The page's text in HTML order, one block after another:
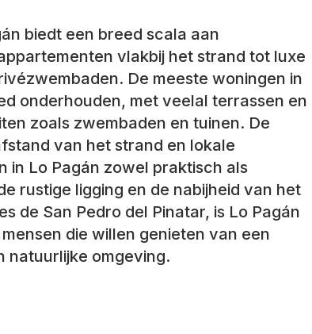
biedt een breed scala aan
vlakbij het strand tot luxe
De meeste woningen in
onderhouden, met veelal terrassen en
zoals zwembaden en tuinen. De
van het strand en lokale
in Lo Pagán zowel praktisch als
rustige ligging en de nabijheid van het
de San Pedro del Pinatar, is Lo Pagán
die willen genieten van een
natuurlijke omgeving.